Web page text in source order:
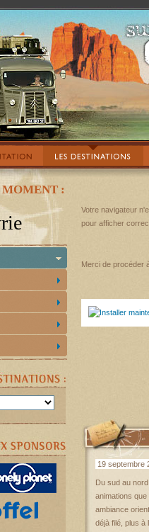
:
Votre navigateur
pour afficher
Merci de procéder
19 septembre
Du sud au
animations
ambiance
déjà filé, plus à